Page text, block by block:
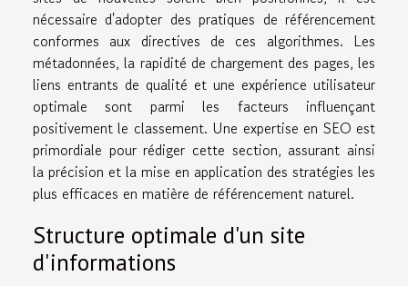
nécessaire d'adopter des pratiques de référencement
conformes aux directives de ces algorithmes. Les
métadonnées, la rapidité de chargement des pages, les
liens entrants de qualité et une expérience utilisateur
optimale sont parmi les facteurs influençant
positivement le classement. Une expertise en SEO est
primordiale pour rédiger cette section, assurant ainsi
la précision et la mise en application des stratégies les
plus efficaces en matière de référencement naturel.
Structure optimale d'un site
d'informations